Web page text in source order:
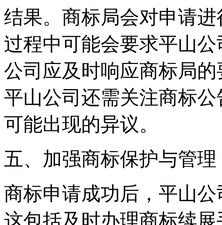
结果。商标局会对申请
过程中可能会要求平山
公司应及时响应商标局
平山公司还需关注商标
可能出现的异议。
‌五、加强商标保护与管理‌
商标申请成功后，平山
这包括及时办理商标续